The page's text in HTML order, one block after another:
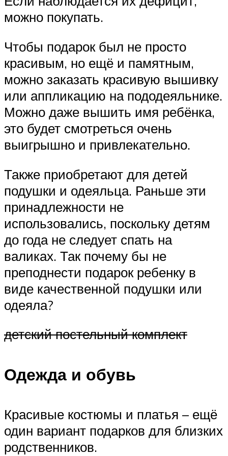
можно покупать.
Чтобы подарок был не просто
красивым, но ещё и памятным,
можно заказать красивую вышивку
или аппликацию на пододеяльнике.
Можно даже вышить имя ребёнка,
это будет смотреться очень
выигрышно и привлекательно.
Также приобретают для детей
подушки и одеяльца. Раньше эти
принадлежности не
использовались, поскольку детям
до года не следует спать на
валиках. Так почему бы не
преподнести подарок ребенку в
виде качественной подушки или
одеяла?
детский постельный комплект
Одежда и обувь
Красивые костюмы и платья – ещё
один вариант подарков для близких
родственников.